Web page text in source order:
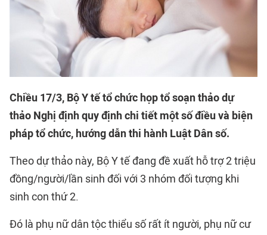
Chiều 17/3, Bộ Y tế tổ chức họp tổ soạn thảo dự
thảo Nghị định quy định chi tiết một số điều và biện
pháp tổ chức, hướng dẫn thi hành Luật Dân số.
Theo dự thảo này, Bộ Y tế đang đề xuất hỗ trợ 2 triệu
đồng/người/lần sinh đối với 3 nhóm đối tượng khi
sinh con thứ 2.
Đó là phụ nữ dân tộc thiểu số rất ít người, phụ nữ cư